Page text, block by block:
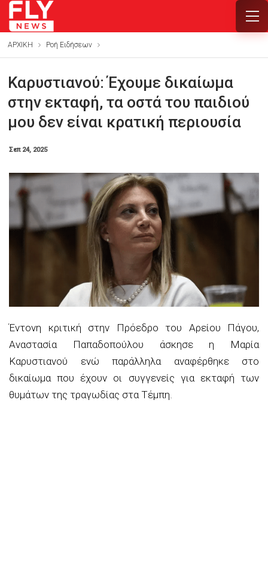
ΑΡΧΙΚΗ Ροή Ειδήσεων
Καρυστιανού: Έχουμε δικαίωμα
στην εκταφή, τα οστά του παιδιού
μου δεν είναι κρατική περιουσία
Σεπ 24, 2025
Έντονη κριτική στην Πρόεδρο του Αρείου Πάγου,
Αναστασία Παπαδοπούλου άσκησε η Μαρία
Καρυστιανού ενώ παράλληλα αναφέρθηκε στο
δικαίωμα που έχουν οι συγγενείς για εκταφή των
θυμάτων της τραγωδίας στα Τέμπη.